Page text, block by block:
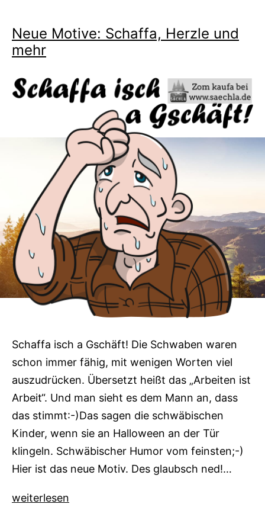
Neue Motive: Schaffa, Herzle und
mehr
Schaffa isch a Gschäft! Die Schwaben waren
schon immer fähig, mit wenigen Worten viel
auszudrücken. Übersetzt heißt das „Arbeiten ist
Arbeit“. Und man sieht es dem Mann an, dass
das stimmt:-)Das sagen die schwäbischen
Kinder, wenn sie an Halloween an der Tür
klingeln. Schwäbischer Humor vom feinsten;-)
Hier ist das neue Motiv. Des glaubsch ned!…
Neue
weiterlesen